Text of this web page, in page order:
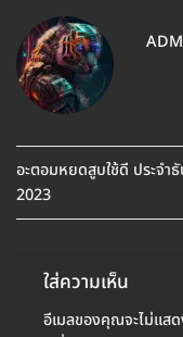
อะตอมหยดสูบใช้ดี ประจำ
2023
ใส่ความเห็น
อีเมลของคุณจะไม่แส